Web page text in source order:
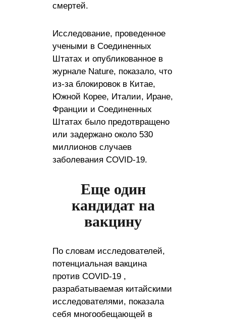
смертей.
Исследование, проведенное
учеными в Соединенных
Штатах и ​​опубликованное в
журнале Nature, показало, что
из-за блокировок в Китае,
Южной Корее, Италии, Иране,
Франции и Соединенных
Штатах было предотвращено
или задержано около 530
миллионов случаев
заболевания COVID-19.
Еще один
кандидат на
вакцину
По словам исследователей,
потенциальная вакцина
против COVID-19 ,
разрабатываемая китайскими
исследователями, показала
себя многообещающей в